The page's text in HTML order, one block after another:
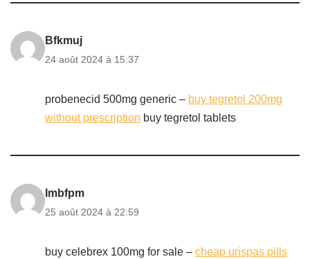
Bfkmuj
24 août 2024 à 15:37
probenecid 500mg generic – buy tegretol 200mg
without prescription buy tegretol tablets
Imbfpm
25 août 2024 à 22:59
buy celebrex 100mg for sale – cheap urispas pills